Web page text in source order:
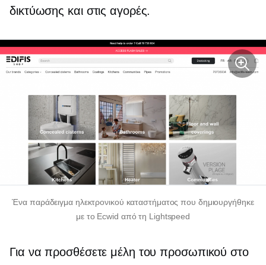
δικτύωσης και στις αγορές.
Ένα παράδειγμα ηλεκτρονικού καταστήματος που δημιουργήθηκε
με το Ecwid από τη Lightspeed
Για να προσθέσετε μέλη του προσωπικού στο